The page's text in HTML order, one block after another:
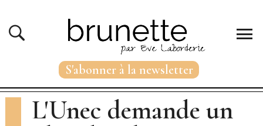
L'Unec demande un
S'abonner à la newsletter